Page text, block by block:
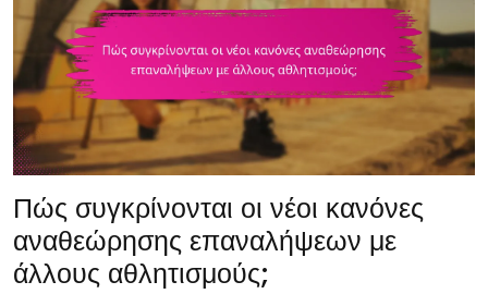
Πώς συγκρίνονται οι νέοι κανόνες
αναθεώρησης επαναλήψεων με
άλλους αθλητισμούς;